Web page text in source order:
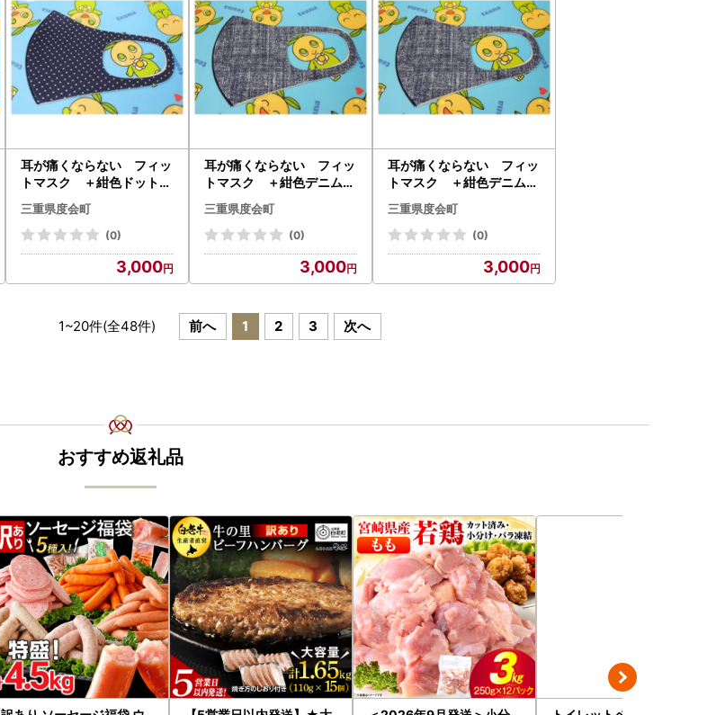
耳が痛くならない フィッ
トマスク ＋紺色ドット柄
Lサイズ 2枚セット／
ネイション産業 三重県
度会町 伊勢志摩
三重県度会町
(0)
3,000
耳が痛くならない フィッ
トマスク ＋紺色デニム柄
Mサイズ 2枚セット／
ネイション産業 三重県
度会町 伊勢志摩
三重県度会町
(0)
3,000
耳が痛くならない フィッ
トマスク ＋紺色デニム柄
Lサイズ 2枚セット／
ネイション産業 三重県
度会町 伊勢志摩
三重県度会町
(0)
3,000
1~20件(全48件) 前へ 1 2 3 次へ
おすすめ返礼品